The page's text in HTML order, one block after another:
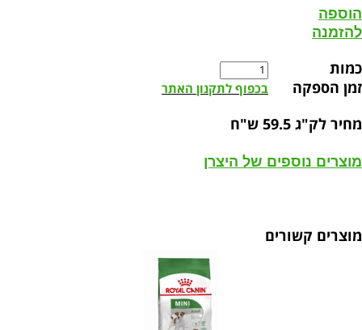
הוספה
להזמנה
כמות
זמן הספקה
בכפוף לתקנון האתר
מחיר לק"ג 59.5 ש"ח
מוצרים נוספים של היצרן
מוצרים קשורים